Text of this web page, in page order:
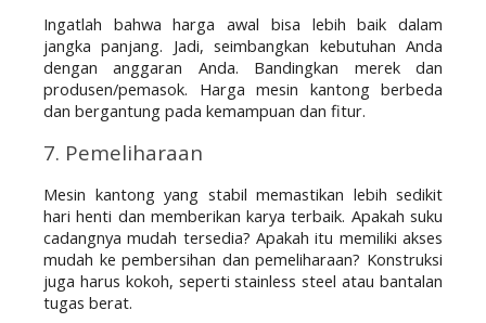
Ingatlah bahwa harga awal bisa lebih baik dalam
jangka panjang. Jadi, seimbangkan kebutuhan Anda
dengan anggaran Anda. Bandingkan merek dan
produsen/pemasok. Harga mesin kantong berbeda
dan bergantung pada kemampuan dan fitur.
7. Pemeliharaan
Mesin kantong yang stabil memastikan lebih sedikit
hari henti dan memberikan karya terbaik. Apakah suku
cadangnya mudah tersedia? Apakah itu memiliki akses
mudah ke pembersihan dan pemeliharaan? Konstruksi
juga harus kokoh, seperti stainless steel atau bantalan
tugas berat.